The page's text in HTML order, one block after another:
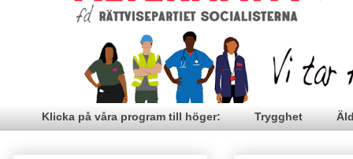
Klicka på våra program till höger: Trygghet